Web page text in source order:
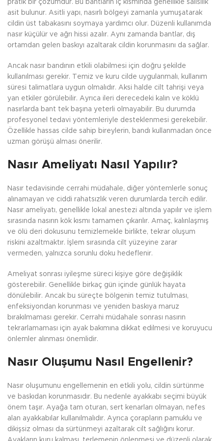
pratik bir çözümdür. Bu bantların iç kısmında genellikle salisilik
asit bulunur. Asitli yapı, nasırlı bölgeyi zamanla yumuşatarak
cildin üst tabakasını soymaya yardımcı olur. Düzenli kullanımda
nasır küçülür ve ağrı hissi azalır. Aynı zamanda bantlar, dış
ortamdan gelen baskıyı azaltarak cildin korunmasını da sağlar.
Ancak nasır bandının etkili olabilmesi için doğru şekilde
kullanılması gerekir. Temiz ve kuru cilde uygulanmalı, kullanım
süresi talimatlara uygun olmalıdır. Aksi halde cilt tahrişi veya
yan etkiler görülebilir. Ayrıca ileri derecedeki kalın ve köklü
nasırlarda bant tek başına yeterli olmayabilir. Bu durumda
profesyonel tedavi yöntemleriyle desteklenmesi gerekebilir.
Özellikle hassas cilde sahip bireylerin, bandı kullanmadan önce
uzman görüşü alması önerilir.
Nasır Ameliyatı Nasıl Yapılır?
Nasır tedavisinde cerrahi müdahale, diğer yöntemlerle sonuç
alınamayan ve ciddi rahatsızlık veren durumlarda tercih edilir.
Nasır ameliyatı, genellikle lokal anestezi altında yapılır ve işlem
sırasında nasırın kök kısmı tamamen çıkarılır. Amaç, kalınlaşmış
ve ölü deri dokusunu temizlemekle birlikte, tekrar oluşum
riskini azaltmaktır. İşlem sırasında cilt yüzeyine zarar
vermeden, yalnızca sorunlu doku hedeflenir.
Ameliyat sonrası iyileşme süreci kişiye göre değişiklik
gösterebilir. Genellikle birkaç gün içinde günlük hayata
dönülebilir. Ancak bu süreçte bölgenin temiz tutulması,
enfeksiyondan korunması ve yeniden baskıya maruz
bırakılmaması gerekir. Cerrahi müdahale sonrası nasırın
tekrarlamaması için ayak bakımına dikkat edilmesi ve koruyucu
önlemler alınması önemlidir.
Nasır Oluşumu Nasıl Engellenir?
Nasır oluşumunu engellemenin en etkili yolu, cildin sürtünme
ve baskıdan korunmasıdır. Bu nedenle ayakkabı seçimi büyük
önem taşır. Ayağa tam oturan, sert kenarları olmayan, nefes
alan ayakkabılar kullanılmalıdır. Ayrıca çorapların pamuklu ve
dikişsiz olması da sürtünmeyi azaltarak cilt sağlığını korur.